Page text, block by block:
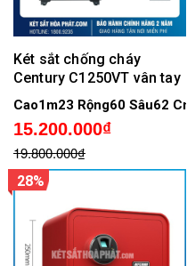
Két sắt chống cháy
Century C1250VT vân tay
Cao1m23 Rộng60 Sâu62 Cm
15.200.000₫
19.800.000₫
28%